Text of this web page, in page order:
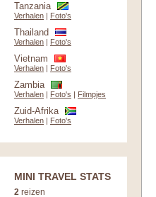
Tanzania
Verhalen | Foto's
Thailand
Verhalen | Foto's
Vietnam
Verhalen | Foto's
Zambia
Verhalen | Foto's | Filmpjes
Zuid-Afrika
Verhalen | Foto's
MINI TRAVEL STATS
2 reizen